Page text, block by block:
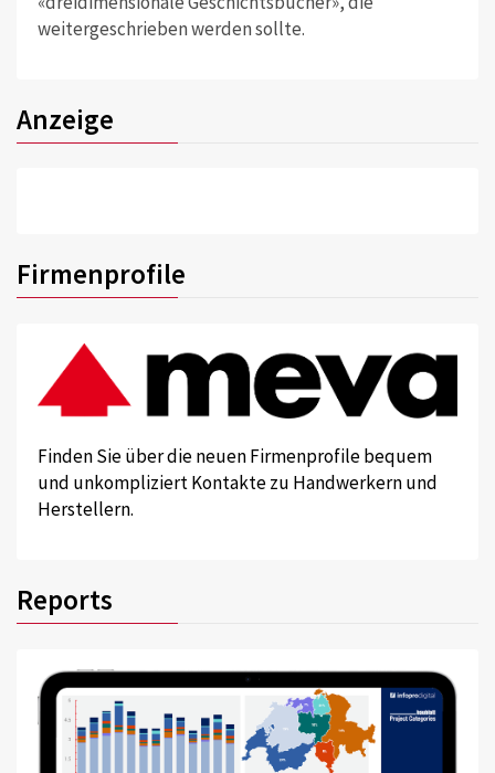
weitergeschrieben werden sollte.
Anzeige
Firmenprofile
Finden Sie über die neuen Firmenprofile bequem
und unkompliziert Kontakte zu Handwerkern und
Herstellern.
Reports